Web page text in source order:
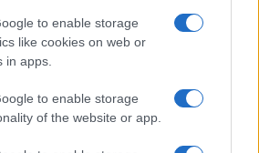
to enable storage
like cookies on web or
in apps.
to enable storage
of the website or app.
i film che hanno rivoluzionato
2026